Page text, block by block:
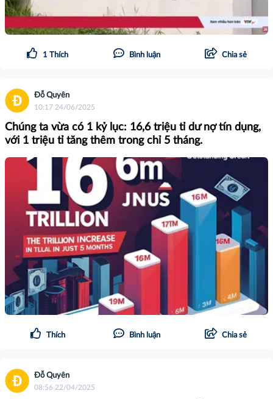
1 Thích Bình luận Chia sẻ
Đỗ Quyên
10:17 24/06/2025
Chúng ta vừa có 1 kỷ lục: 16,6 triệu tỉ dư nợ tín dụng,
với 1 triệu tỉ tăng thêm trong chỉ 5 tháng.
Thích Bình luận Chia sẻ
Đỗ Quyên
08:56 22/04/2025